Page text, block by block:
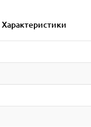
Характеристики